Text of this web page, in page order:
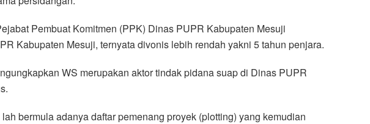
Pembuat Komitmen (PPK) Dinas PUPR Kabupaten Mesuji
Kabupaten Mesuji, ternyata divonis lebih rendah yakni 5 tahun penjara.
WS merupakan aktor tindak pidana suap di Dinas PUPR
bermula adanya daftar pemenang proyek (plotting) yang kemudian